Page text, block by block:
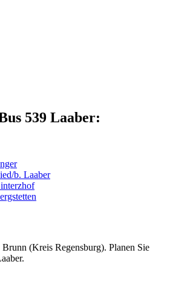
539 Laaber:
b. Laaber
(Kreis Regensburg). Planen Sie